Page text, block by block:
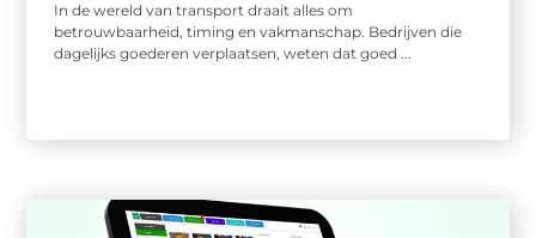
In de wereld van transport draait alles om
betrouwbaarheid, timing en vakmanschap. Bedrijven die
dagelijks goederen verplaatsen, weten dat goed ...